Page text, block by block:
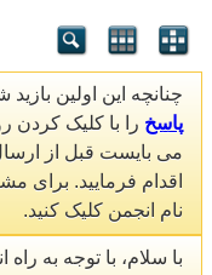
چنانچه این اولین
پاسخ را با کلیک کردن
می بایست قبل از
اقدام فرمایید. برای
نام انجمن کلیک کنید.
با سلام، با توجه به